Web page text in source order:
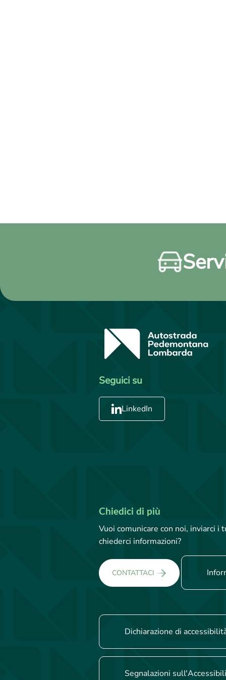
Seguici su
LinkedIn
Chiedici di più
Vuoi comunicare con noi, inviarci
chiederci informazioni?
CONTATTACI
Dichiarazione di
Segnalazioni